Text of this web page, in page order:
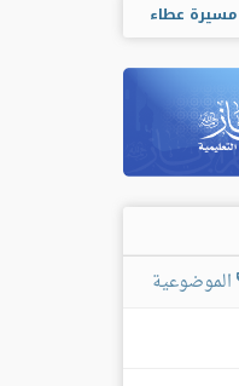
مسيرة عطاء
الموضوعية